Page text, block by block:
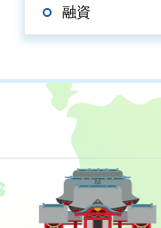
融資